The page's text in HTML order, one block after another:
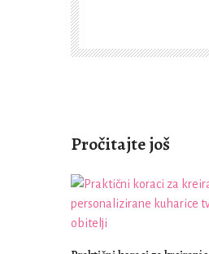
Pročitajte još